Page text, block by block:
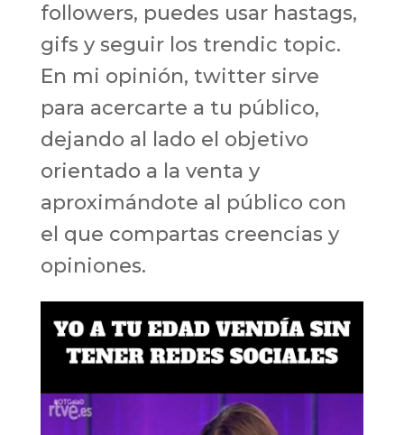
followers, puedes usar hastags,
gifs y seguir los trendic topic.
En mi opinión, twitter sirve
para acercarte a tu público,
dejando al lado el objetivo
orientado a la venta y
aproximándote al público con
el que compartas creencias y
opiniones.